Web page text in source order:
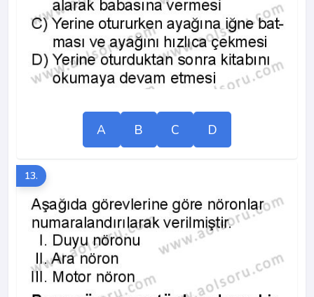
A B C D
13.